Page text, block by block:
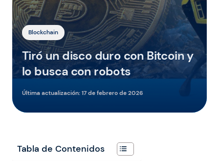
Blockchain
Tiró un disco duro con Bitcoin y
lo busca con robots
Última actualización:17 de febrero de 2026
Tabla de Contenidos